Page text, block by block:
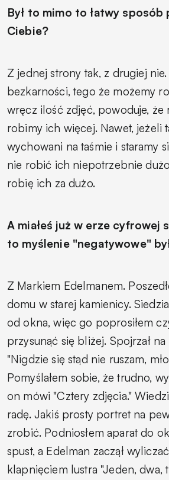
Był to mimo to łatwy sposób
Ciebie?
Z jednej strony tak, z drugiej
bezkarności, tego że możemy
wręcz ilość zdjęć, powoduje, że
robimy ich więcej. Nawet, jeżeli
wychowani na taśmie i staramy
nie robić ich niepotrzebnie
robię ich za dużo.
A miałeś już w erze cyfrowej
to myślenie "negatywowe"
Z Markiem Edelmanem.
domu w starej kamienicy.
od okna, więc go poprosiłem
przysunąć się bliżej. Spojrzał
"Nigdzie się stąd nie ruszam,
Pomyślałem sobie, że trudno,
on mówi "Cztery zdjęcia."
radę. Jakiś prosty portret na
zrobić. Podniosłem aparat do
spust, a Edelman zaczął
klapnięciem lustra "Jeden, dwa,